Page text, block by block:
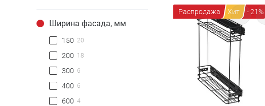
Ширина фасада, мм
150 20
200 18
300 6
400 6
600 4
Распродажа Хит - 21%